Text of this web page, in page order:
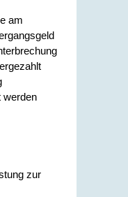
am
werden
zur